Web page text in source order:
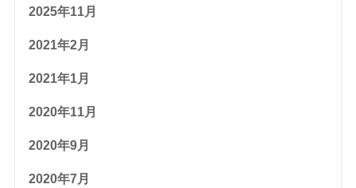
2025年11月
2021年2月
2021年1月
2020年11月
2020年9月
2020年7月